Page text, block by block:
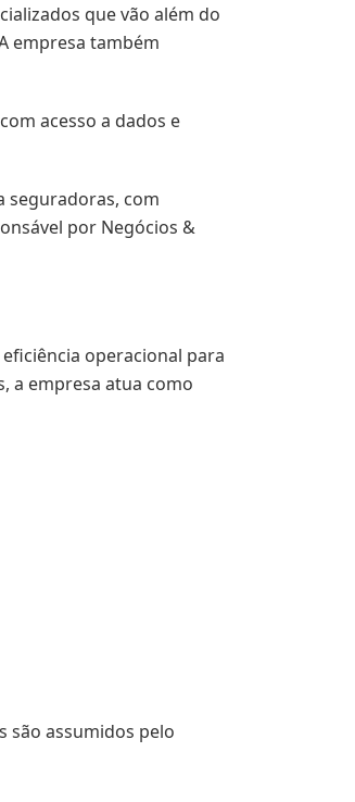
que vão além do
empresa também
acesso a dados e
seguradoras, com
por Negócios &
operacional para
a empresa atua como
são assumidos pelo